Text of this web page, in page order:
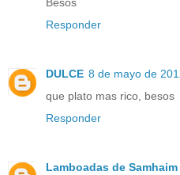
Besos
Responder
DULCE 8 de mayo de
que plato mas rico, besos
Responder
Lamboadas de Samhaim